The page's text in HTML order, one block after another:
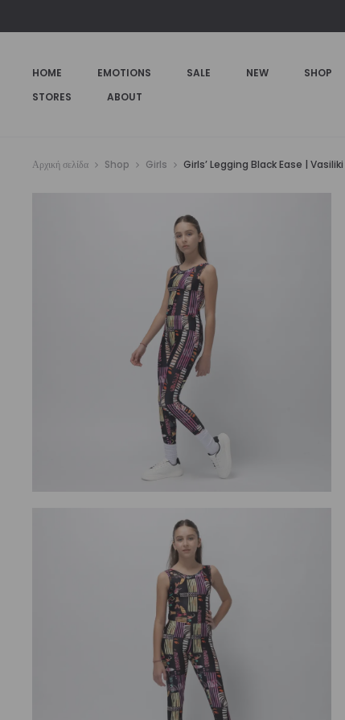
HOME EMOTIONS SALE NEW SHOP
STORES
ABOUT
Αρχική σελίδα Shop Girls Girls’ Legging Black Ease | Vasiliki